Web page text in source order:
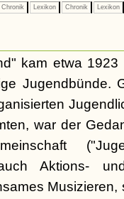
Chronik Lexikon Chronik Lexikon
kam etwa
Jugendbünde.
war der
Aktions-